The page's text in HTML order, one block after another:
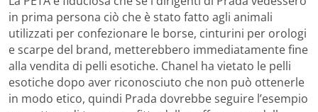
in prima persona ciò che è stato fatto agli animali
utilizzati per confezionare le borse, cinturini per orologi
e scarpe del brand, metterebbero immediatamente fine
alla vendita di pelli esotiche. Chanel ha vietato le pelli
esotiche dopo aver riconosciuto che non può ottenerle
in modo etico, quindi Prada dovrebbe seguire l’esempio